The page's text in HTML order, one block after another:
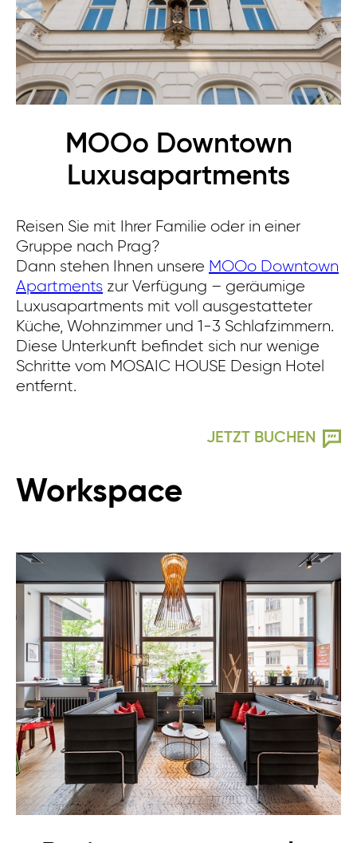
MOOo Downtown
Luxusapartments
Reisen Sie mit Ihrer Familie oder in einer
Gruppe nach Prag?
Dann stehen Ihnen unsere MOOo Downtown
Apartments zur Verfügung – geräumige
Luxusapartments mit voll ausgestatteter
Küche, Wohnzimmer und 1-3 Schlafzimmern.
Diese Unterkunft befindet sich nur wenige
Schritte vom MOSAIC HOUSE Design Hotel
entfernt.
JETZT BUCHEN
Workspace